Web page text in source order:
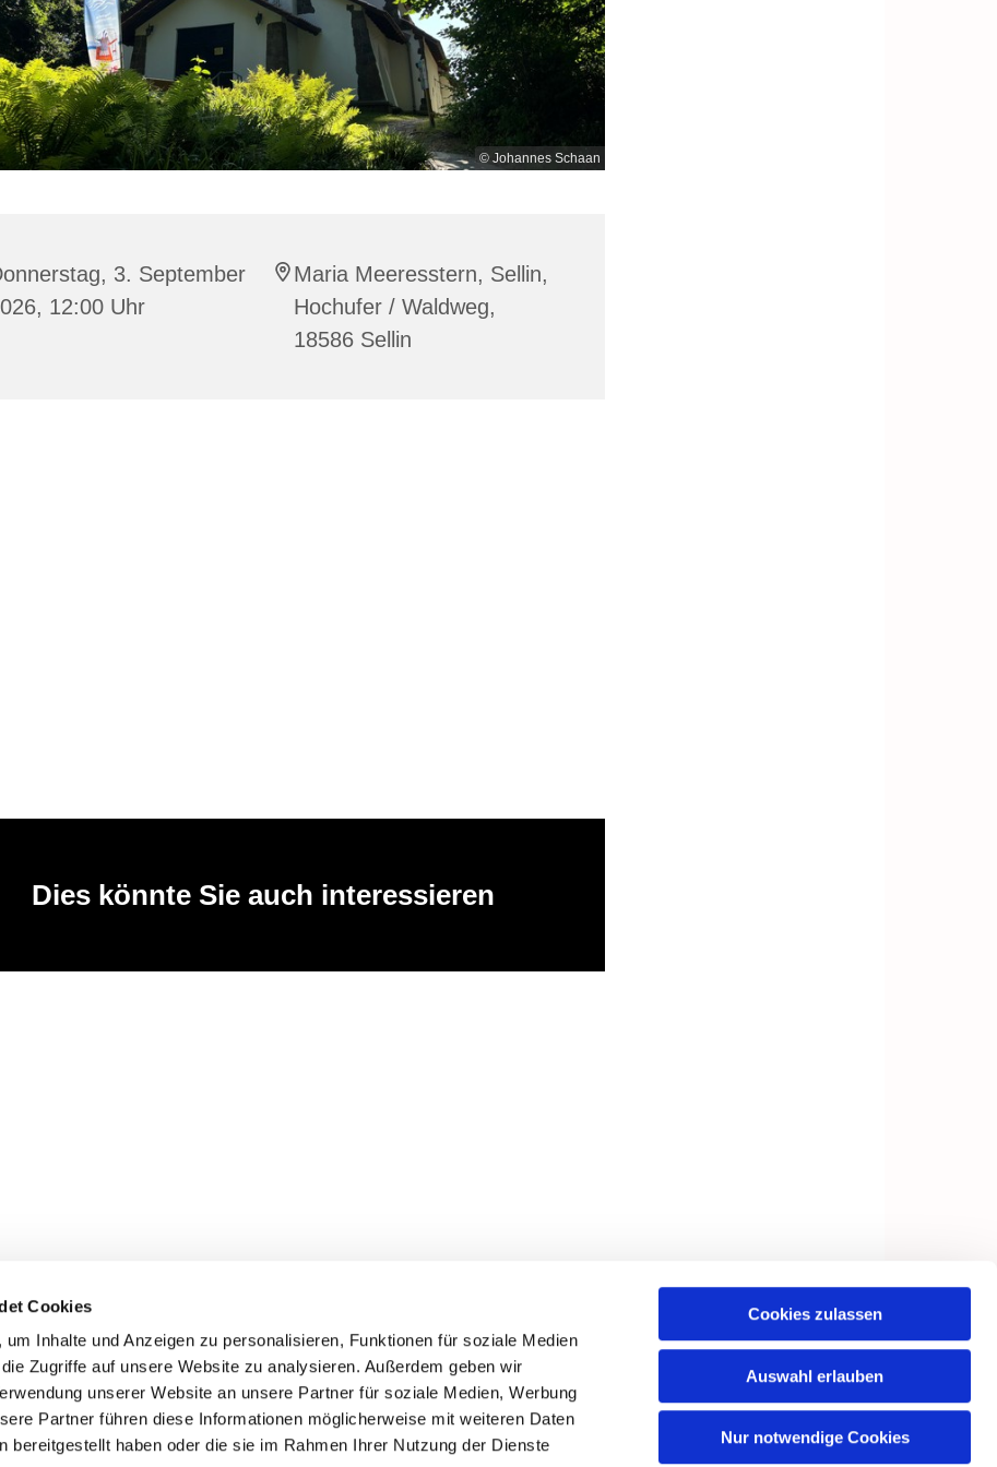
Cookies
Inhalte und Anzeigen zu personalisieren, Funktionen für soziale Medien
Zugriffe auf unsere Website zu analysieren. Außerdem geben wir
unserer Website an unsere Partner für soziale Medien, Werbung
Partner führen diese Informationen möglicherweise mit weiteren Daten
bereitgestellt haben oder die sie im Rahmen Ihrer Nutzung der Dienste
Cookies zulassen
Auswahl erlauben
Nur notwendige Cookies
© Johannes Schaan
3. September
12:00 Uhr
Maria Meeresstern, Sellin,
Hochufer / Waldweg,
18586 Sellin
Dies könnte Sie auch interessieren